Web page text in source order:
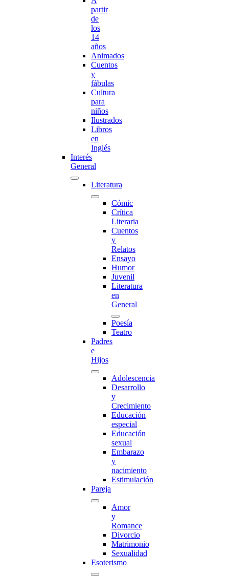
partir
de
los
14
años
Animados
Cuentos
y
fábulas
Cultura
para
niños
Ilustrados
Libros
en
Inglés
Interés
General
Literatura
Cómic
Crítica
Literaria
Cuentos
y
Relatos
Ensayo
Humor
Juvenil
Literatura
en
General
Poesía
Teatro
Padres
e
Hijos
Adolescencia
Desarrollo
y
Crecimiento
Educación
especial
Educación
sexual
Embarazo
y
nacimiento
Estimulación
Pareja
Amor
y
Romance
Divorcio
Matrimonio
Sexualidad
Esoterismo